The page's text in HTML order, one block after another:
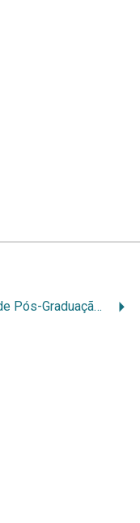
30 anos de Pós-Graduação 6-12-2000 – 003.jpg